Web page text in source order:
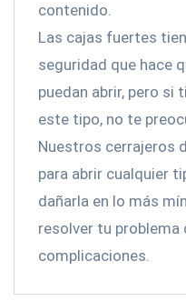
contenido.
Las cajas fuertes
seguridad que hace
puedan abrir, pero si
este tipo, no te
Nuestros cerrajeros
para abrir cualquier
dañarla en lo más
resolver tu problema
complicaciones.